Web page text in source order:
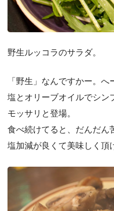
野生ルッコラのサラダ。
「野生」なんですかー。へ
塩とオリーブオイルでシン
モッサリと登場。
食べ続けてると、だんだん
塩加減が良くて美味しく頂